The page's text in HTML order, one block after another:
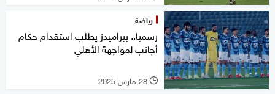
رياضة
رسميا.. بيراميدز يطلب استقدام حكام
أجانب لمواجهة الأهلي
l 28 مارس 2025